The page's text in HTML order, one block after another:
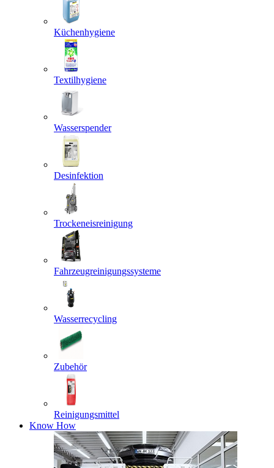
Küchenhygiene
Textilhygiene
Wasserspender
Desinfektion
Trockeneisreinigung
Fahrzeugreinigungssysteme
Wasserrecycling
Zubehör
Reinigungsmittel
Know How